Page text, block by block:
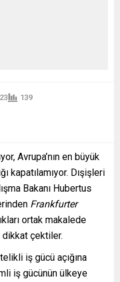
139
Avrupa’nın en büyük
kapatılamıyor. Dışişleri
Bakanı Hubertus
Frankfurter
ortak makalede
çektiler.
iş gücü açığına
iş gücünün ülkeye